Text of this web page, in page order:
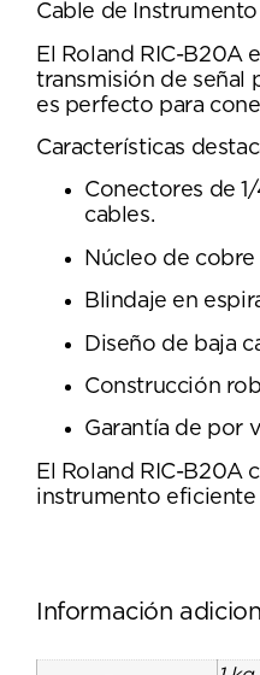
Cable de
El Roland RIC-B20A
transmisión de señal
es perfecto para
Características
Conectores de
cables.
Núcleo de
Blindaje en
Diseño de baja
Construcción
Garantía de por
El Roland RIC-B20A
instrumento eficiente
Información